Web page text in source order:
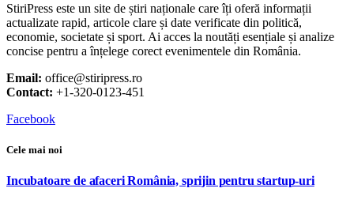
StiriPress este un site de știri naționale care îți oferă informații
actualizate rapid, articole clare și date verificate din politică,
economie, societate și sport. Ai acces la noutăți esențiale și analize
concise pentru a înțelege corect evenimentele din România.
Email: office@stiripress.ro
Contact: +1-320-0123-451
Facebook
Cele mai noi
Incubatoare de afaceri România, sprijin pentru startup-uri